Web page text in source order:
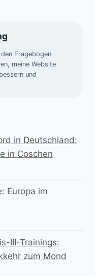
Fragebogen
meine Website
und
in Deutschland:
in Coschen
Europa im
III-Trainings:
zum Mond